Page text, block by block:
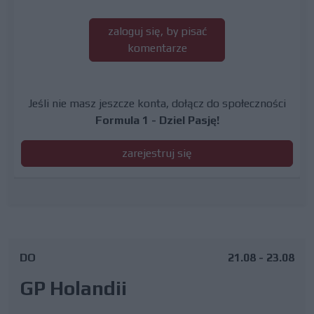
zaloguj się, by pisać
komentarze
Jeśli nie masz jeszcze konta, dołącz do społeczności
Formula 1 - Dziel Pasję!
zarejestruj się
DO
GP Holandii
21.08 - 23.08